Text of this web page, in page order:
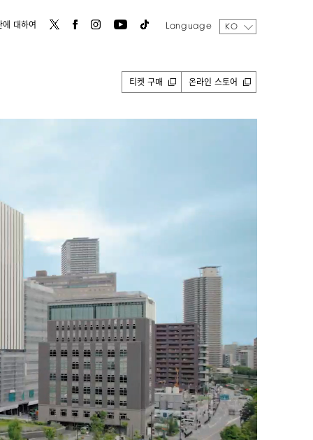
대하여 Language KO
티켓 구매 온라인 스토어